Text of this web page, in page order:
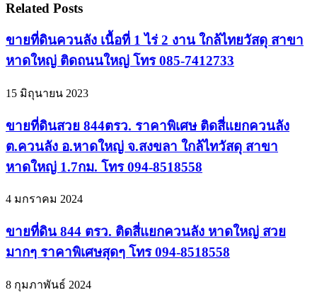
Related Posts
ขายที่ดินควนลัง เนื้อที่ 1 ไร่ 2 งาน ใกล้ไทยวัสดุ สาขา
หาดใหญ่ ติดถนนใหญ่ โทร 085-7412733
15 มิถุนายน 2023
ขายที่ดินสวย 844ตรว. ราคาพิเศษ ติดสี่แยกควนลัง
ต.ควนลัง อ.หาดใหญ่ จ.สงขลา ใกล้ไทวัสดุ สาขา
หาดใหญ่ 1.7กม. โทร 094-8518558
4 มกราคม 2024
ขายที่ดิน 844 ตรว. ติดสี่แยกควนลัง หาดใหญ่ สวย
มากๆ ราคาพิเศษสุดๆ โทร 094-8518558
8 กุมภาพันธ์ 2024